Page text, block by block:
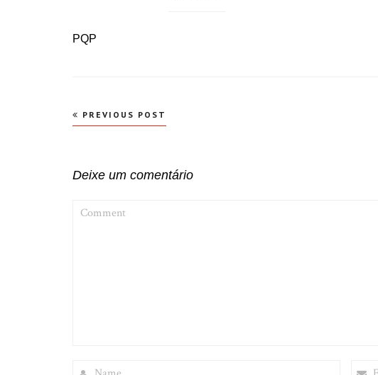
PQP
Navegação
PREVIOUS POST
Deixe um comentário